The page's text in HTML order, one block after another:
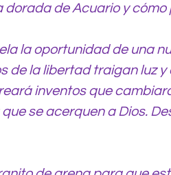
dorada de Acuario y
la oportunidad de una
de la libertad traigan luz
inventos que
se acerquen a Dios.